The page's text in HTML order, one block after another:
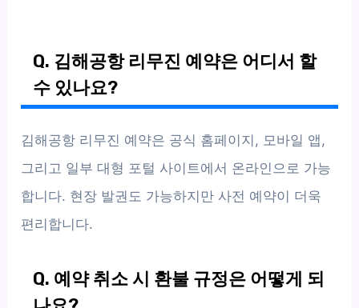
Q. 김해공항 리무진 예약은 어디서 할
수 있나요?
김해공항 리무진 예약은 공식 홈페이지, 모바일 앱,
그리고 일부 대형 포털 사이트에서 온라인으로 가능
합니다. 현장 발권도 가능하지만 사전 예약이 더욱
편리합니다.
Q. 예약 취소 시 환불 규정은 어떻게 되